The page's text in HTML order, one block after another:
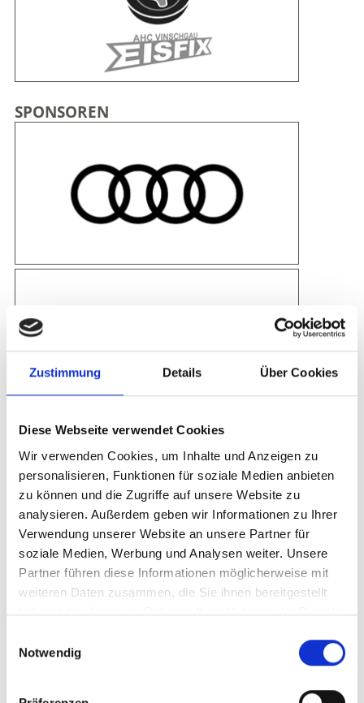
Zustimmung Details Über Cookies
Diese Webseite verwendet Cookies
Wir verwenden Cookies, um Inhalte und Anzeigen zu
personalisieren, Funktionen für soziale Medien anbieten
zu können und die Zugriffe auf unsere Website zu
analysieren. Außerdem geben wir Informationen zu Ihrer
Verwendung unserer Website an unsere Partner für
soziale Medien, Werbung und Analysen weiter. Unsere
Partner führen diese Informationen möglicherweise mit
weiteren Daten zusammen, die Sie ihnen bereitgestellt
haben oder die sie im Rahmen Ihrer Nutzung der Dienste
Notwendig
SPONSOREN